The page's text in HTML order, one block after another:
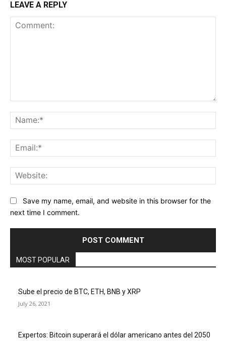
LEAVE A REPLY
Save my name, email, and website in this browser for the
next time I comment.
MOST POPULAR
Sube el precio de BTC, ETH, BNB y XRP
July 26, 2021
Expertos: Bitcoin superará el dólar americano antes del 2050